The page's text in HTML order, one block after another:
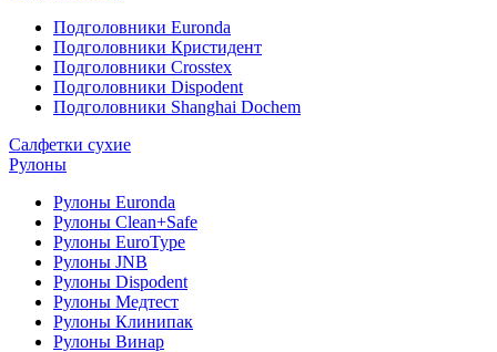
Подголовники Euronda
Подголовники Кристидент
Подголовники Crosstex
Подголовники Dispodent
Подголовники Shanghai Dochem
Салфетки сухие
Рулоны
Рулоны Euronda
Рулоны Clean+Safe
Рулоны EuroType
Рулоны JNB
Рулоны Dispodent
Рулоны Медтест
Рулоны Клинипак
Рулоны Винар